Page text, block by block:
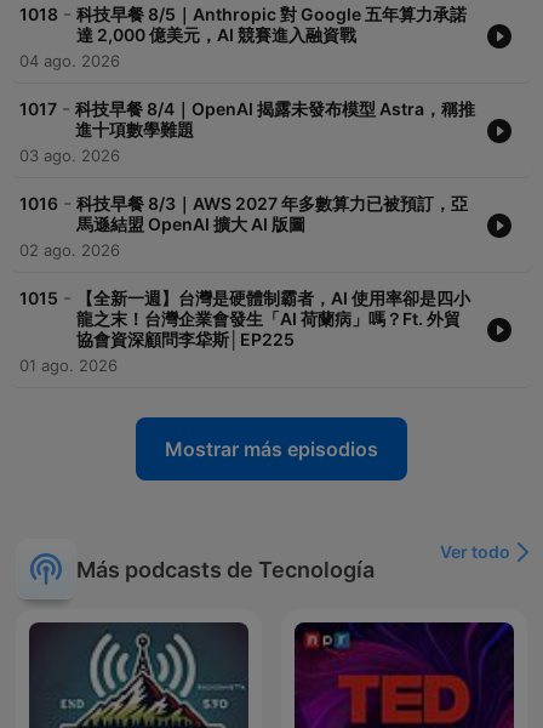
1018 - 科技早餐 8/5｜Anthropic 對 Google 五年算力承諾
達 2,000 億美元，AI 競賽進入融資戰
04 ago. 2026
1017 - 科技早餐 8/4｜OpenAI 揭露未發布模型 Astra，稱推
進十項數學難題
03 ago. 2026
1016 - 科技早餐 8/3｜AWS 2027 年多數算力已被預訂，亞
馬遜結盟 OpenAI 擴大 AI 版圖
02 ago. 2026
1015 -
【全新一週】台灣是硬體制霸者，AI 使用率卻是四小
龍之末！台灣企業會發生「AI 荷蘭病」嗎？Ft. 外貿
協會資深顧問李牮斯│EP225
01 ago. 2026
Mostrar más episodios
Más podcasts de Tecnología
Ver todo